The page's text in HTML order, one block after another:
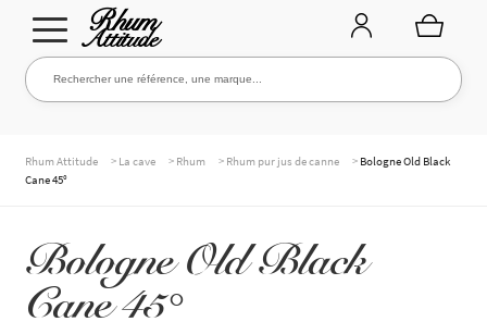
Aller
à
Aller
au
Rechercher une référence, une marque...
Rechercher
NOS RHUMS
Rhum Attitude > La cave > Rhum > Rhum pur jus de canne > Bologne Old Black
Cane 45°
Bologne Old Black
Cane 45°